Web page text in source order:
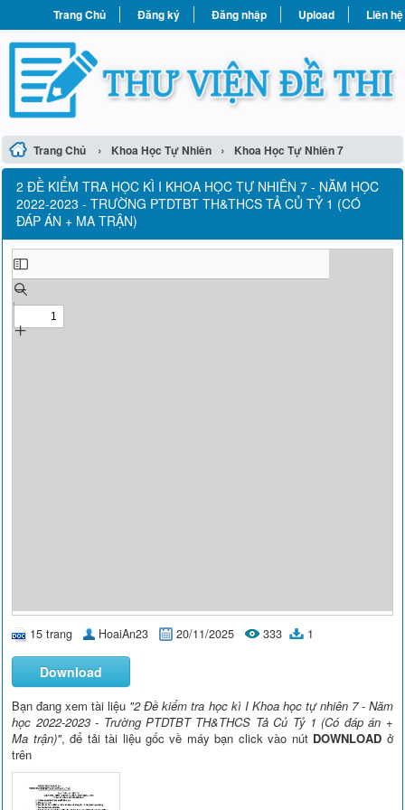
Trang Chủ Đăng ký Đăng nhập Upload Liên hệ
Trang Chủ › Khoa Học Tự Nhiên › Khoa Học Tự Nhiên 7
2 ĐỀ KIỂM TRA HỌC KÌ I KHOA HỌC TỰ NHIÊN 7 - NĂM HỌC
2022-2023 - TRƯỜNG PTDTBT TH&THCS TẢ CỦ TỶ 1 (CÓ
ĐÁP ÁN + MA TRẬN)
15 trang HoaiAn23 20/11/2025 333 1
Download
Bạn đang xem tài liệu "2 Đề kiểm tra học kì I Khoa học tự nhiên 7 - Năm
học 2022-2023 - Trường PTDTBT TH&THCS Tả Củ Tỷ 1 (Có đáp án +
Ma trận)", để tải tài liệu gốc về máy bạn click vào nút DOWNLOAD ở
trên